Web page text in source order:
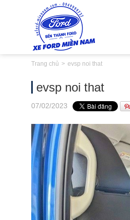
Trang chủ evsp noi that
evsp noi that
07/02/2023